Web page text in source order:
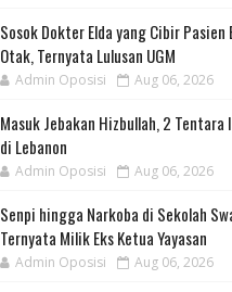
Sosok Dokter Elda yang Cibir Pasien
Otak, Ternyata Lulusan UGM
Admin Oposisi Aug 06, 2026
Masuk Jebakan Hizbullah, 2 Tentara
di Lebanon
Admin Oposisi Aug 06, 2026
Senpi hingga Narkoba di Sekolah
Ternyata Milik Eks Ketua Yayasan
Admin Oposisi Aug 06, 2026